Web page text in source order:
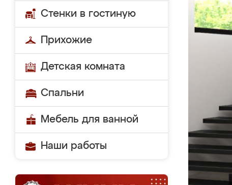
Стенки в гостиную
Прихожие
Детская комната
Спальни
Мебель для ванной
Наши работы